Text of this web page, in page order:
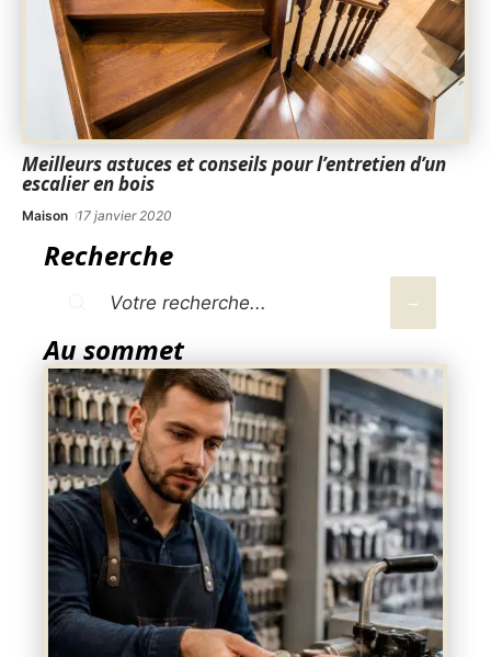
Meilleurs astuces et conseils pour l’entretien d’un
escalier en bois
Maison 17 janvier 2020
Recherche
Au sommet